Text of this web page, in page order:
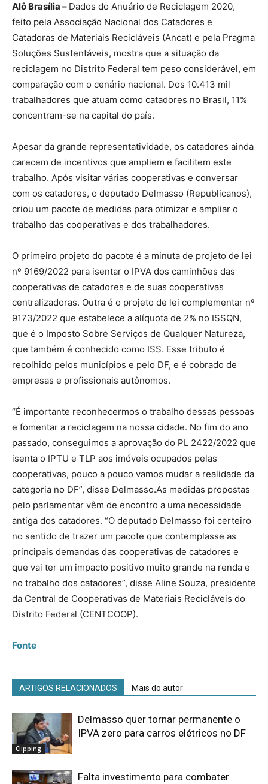
Alô Brasília – Dados do Anuário de Reciclagem 2020,
feito pela Associação Nacional dos Catadores e
Catadoras de Materiais Recicláveis (Ancat) e pela Pragma
Soluções Sustentáveis, mostra que a situação da
reciclagem no Distrito Federal tem peso considerável, em
comparação com o cenário nacional. Dos 10.413 mil
trabalhadores que atuam como catadores no Brasil, 11%
concentram-se na capital do país.
Apesar da grande representatividade, os catadores ainda
carecem de incentivos que ampliem e facilitem este
trabalho. Após visitar várias cooperativas e conversar
com os catadores, o deputado Delmasso (Republicanos),
criou um pacote de medidas para otimizar e ampliar o
trabalho das cooperativas e dos trabalhadores.
O primeiro projeto do pacote é a minuta de projeto de lei
nº 9169/2022 para isentar o IPVA dos caminhões das
cooperativas de catadores e de suas cooperativas
centralizadoras. Outra é o projeto de lei complementar nº
9173/2022 que estabelece a alíquota de 2% no ISSQN,
que é o Imposto Sobre Serviços de Qualquer Natureza,
que também é conhecido como ISS. Esse tributo é
recolhido pelos municípios e pelo DF, e é cobrado de
empresas e profissionais autônomos.
“É importante reconhecermos o trabalho dessas pessoas
e fomentar a reciclagem na nossa cidade. No fim do ano
passado, conseguimos a aprovação do PL 2422/2022 que
isenta o IPTU e TLP aos imóveis ocupados pelas
cooperativas, pouco a pouco vamos mudar a realidade da
categoria no DF”, disse Delmasso.As medidas propostas
pelo parlamentar vêm de encontro a uma necessidade
antiga dos catadores. “O deputado Delmasso foi certeiro
no sentido de trazer um pacote que contemplasse as
principais demandas das cooperativas de catadores e
que vai ter um impacto positivo muito grande na renda e
no trabalho dos catadores”, disse Aline Souza, presidente
da Central de Cooperativas de Materiais Recicláveis do
Distrito Federal (CENTCOOP).
Fonte
ARTIGOS RELACIONADOS Mais do autor
Clipping
Delmasso quer tornar permanente o
IPVA zero para carros elétricos no DF
Falta investimento para combater